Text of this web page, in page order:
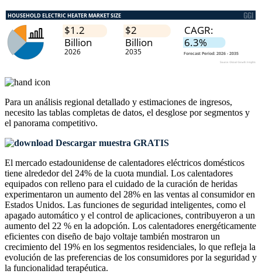
Para un análisis regional detallado y estimaciones de ingresos,
necesito las tablas completas de datos, el desglose por segmentos y
el panorama competitivo.
Descargar muestra GRATIS
El mercado estadounidense de calentadores eléctricos domésticos
tiene alrededor del 24% de la cuota mundial. Los calentadores
equipados con relleno para el cuidado de la curación de heridas
experimentaron un aumento del 28% en las ventas al consumidor en
Estados Unidos. Las funciones de seguridad inteligentes, como el
apagado automático y el control de aplicaciones, contribuyeron a un
aumento del 22 % en la adopción. Los calentadores energéticamente
eficientes con diseño de bajo voltaje también mostraron un
crecimiento del 19% en los segmentos residenciales, lo que refleja la
evolución de las preferencias de los consumidores por la seguridad y
la funcionalidad terapéutica.